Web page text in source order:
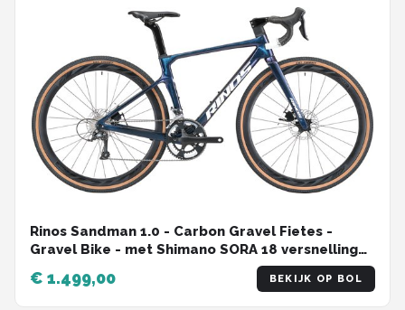
Rinos Sandman 1.0 - Carbon Gravel Fietes -
Gravel Bike - met Shimano SORA 18 versnellingen
en schijfremmen - lichte fiets voor dames en
heren - 700 x 40C - Kameleon Blauw-Paars 56
€ 1.499,00 BEKIJK OP BOL